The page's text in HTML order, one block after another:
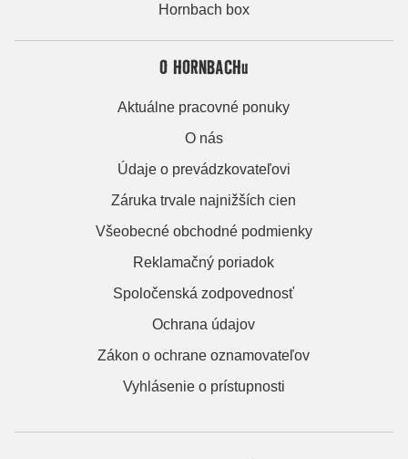
Hornbach box
O HORNBACHu
Aktuálne pracovné ponuky
O nás
Údaje o prevádzkovateľovi
Záruka trvale najnižších cien
Všeobecné obchodné podmienky
Reklamačný poriadok
Spoločenská zodpovednosť
Ochrana údajov
Zákon o ochrane oznamovateľov
Vyhlásenie o prístupnosti